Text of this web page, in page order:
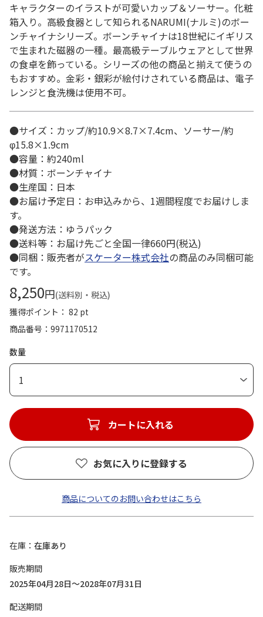
キャラクターのイラストが可愛いカップ＆ソーサー。化粧
箱入り。高級食器として知られるNARUMI(ナルミ)のボー
ンチャイナシリーズ。ボーンチャイナは18世紀にイギリス
で生まれた磁器の一種。最高級テーブルウェアとして世界
の食卓を飾っている。シリーズの他の商品と揃えて使うの
もおすすめ。金彩・銀彩が絵付けされている商品は、電子
レンジと食洗機は使用不可。
●サイズ：カップ/約10.9×8.7×7.4cm、ソーサー/約
φ15.8×1.9cm
●容量：約240ml
●材質：ボーンチャイナ
●生産国：日本
●お届け予定日：お申込みから、1週間程度でお届けしま
す。
●発送方法：ゆうパック
●送料等：お届け先ごと全国一律660円(税込)
●同梱：販売者がスケーター株式会社の商品のみ同梱可能
です。
8,250円(送料別・税込)
獲得ポイント： 82 pt
商品番号
9971170512
数量
1
カートに入れる
お気に入りに登録する
商品についてのお問い合わせはこちら
在庫
在庫あり
販売期間
2025年04月28日～2028年07月31日
配送期間